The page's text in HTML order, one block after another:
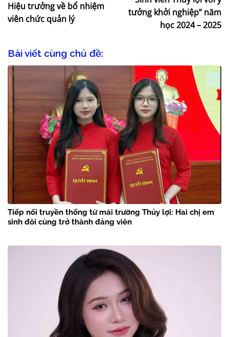
Hiệu trưởng về bổ nhiệm
viên chức quản lý
tưởng khởi nghiệp” năm
học 2024 – 2025
Bài viết cùng chủ đề:
Tiếp nối truyền thống từ mái trường Thủy lợi: Hai chị em
sinh đôi cùng trở thành đảng viên